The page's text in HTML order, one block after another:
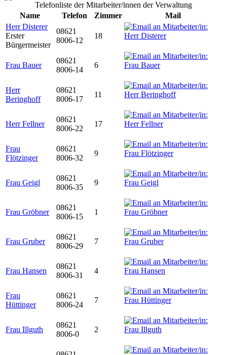
Telefonliste der Mitarbeiter/innen der Verwaltung
Name
Telefon Zimmer
Mail
Herr Disterer
Erster
Bürgermeister
08621
8006-12
18
Frau Bauer
08621
8006-14
6
Herr
Beringhoff
08621
8006-17
11
Herr Fellner
08621
8006-22
17
Frau
Flötzinger
08621
8006-32
9
Frau Geigl
08621
8006-35
9
Frau Gröbner
08621
8006-15
1
Frau Gruber
08621
8006-29
7
Frau Hansen
08621
8006-31
4
Frau
Hüttinger
08621
8006-24
7
Frau Illguth
08621
8006-0
2